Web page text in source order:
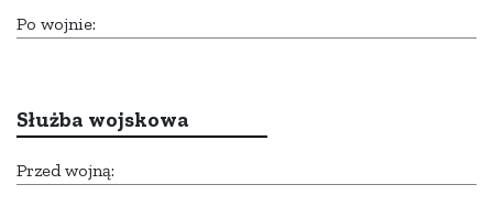
Po wojnie:
Służba wojskowa
Przed wojną: